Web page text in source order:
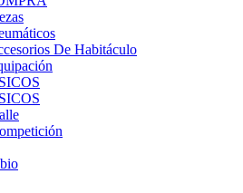
De Habitáculo